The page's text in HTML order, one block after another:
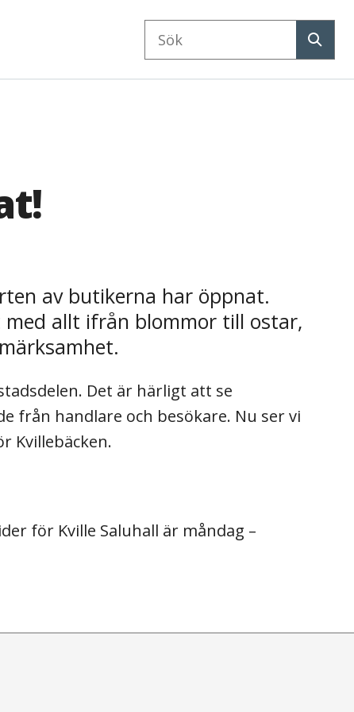
Sök
av butikerna har öppnat.
allt ifrån blommor till ostar,
Det är härligt att se
från handlare och besökare. Nu ser vi
Kvillebäcken.
för Kville Saluhall är måndag –